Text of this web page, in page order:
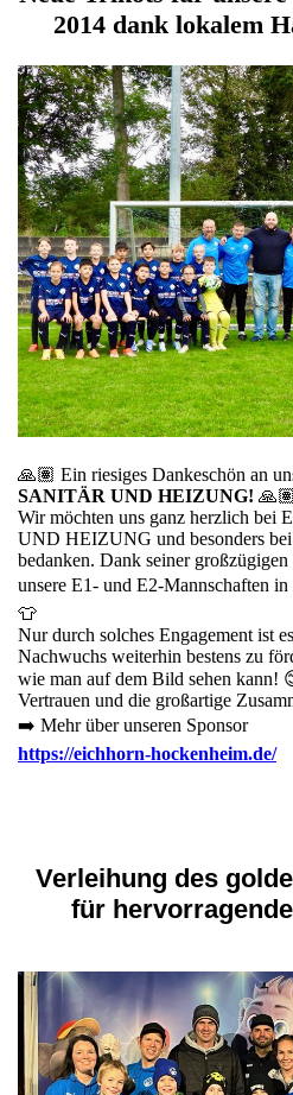
2014 dank lokalem
🙏🏽 Ein riesiges Dankeschön an
SANITÄR UND HEIZUNG! 🙏🏽
Wir möchten uns ganz herzlich
UND HEIZUNG und besonders
bedanken. Dank seiner
unsere E1- und E2-Mannschaften
👕
Nur durch solches Engagement ist
Nachwuchs weiterhin bestens zu
wie man auf dem Bild sehen kann!
Vertrauen und die großartige
➡️ Mehr über unseren Sponsor
https://eichhorn-hockenheim.de/
Verleihung des
für